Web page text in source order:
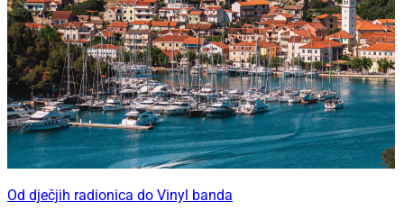
Od dječjih radionica do Vinyl banda